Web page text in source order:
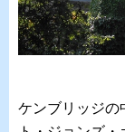
ケンブリッジの